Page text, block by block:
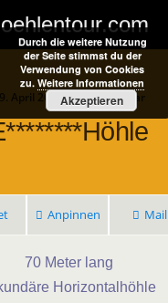
April 2021 • 1 Kommentar
Anpinnen Mail
70 Meter lang
Horizontalhöhle
Durch die weitere Nutzung
der Seite stimmst du der
Verwendung von Cookies
zu. Weitere Informationen
Akzeptieren